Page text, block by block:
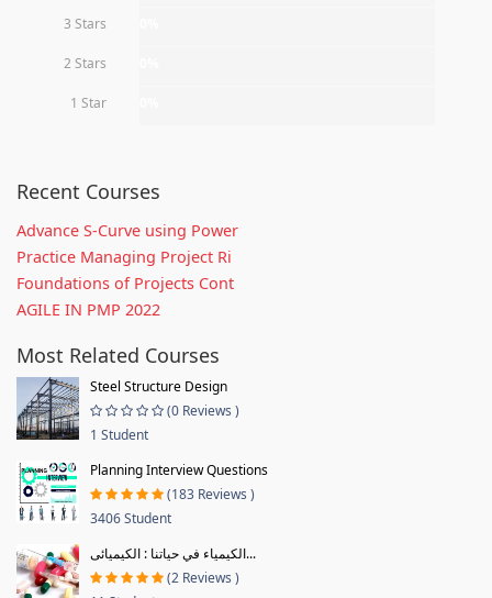
3 Stars
2 Stars
1 Star
Recent Courses
Advance S-Curve using Power
Practice Managing Project Ri
Foundations of Projects Cont
AGILE IN PMP 2022
Most Related Courses
Steel Structure Design
(0 Reviews )
1 Student
Planning Interview Questions
(183 Reviews )
3406 Student
الكيمياء في حياتنا : الكيميائى...
(2 Reviews )